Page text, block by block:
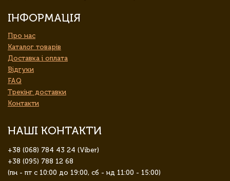
ІНФОРМАЦІЯ
Про нас
Каталог товарів
Доставка і оплата
Відгуки
FAQ
Трекінг доставки
Контакти
НАШІ КОНТАКТИ
+38 (068) 784 43 24 (Viber)
+38 (095) 788 12 68
(пн - пт с 10:00 до 19:00, сб - нд 11:00 - 15:00)